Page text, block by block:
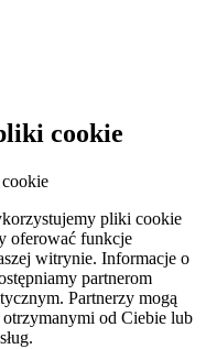
cookie
pliki cookie
oferować funkcje
witrynie. Informacje o
partnerom
Partnerzy mogą
od Ciebie lub